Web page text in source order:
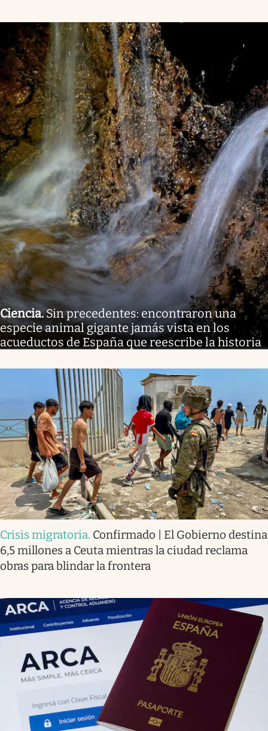
Ciencia.Sin precedentes: encontraron una
especie animal gigante jamás vista en los
acueductos de España que reescribe la historia
Crisis migratoria. Confirmado | El Gobierno destina
6,5 millones a Ceuta mientras la ciudad reclama
obras para blindar la frontera